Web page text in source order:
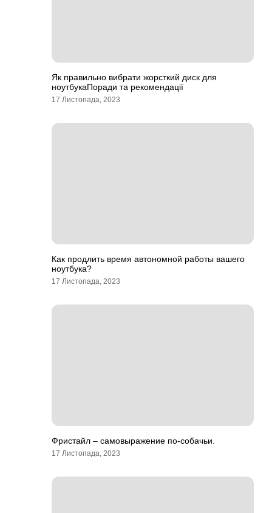
Як правильно вибрати жорсткий диск для
ноутбукаПоради та рекомендації
17 Листопада, 2023
Как продлить время автономной работы вашего
ноутбука?
17 Листопада, 2023
Фристайл – самовыражение по-собачьи.
17 Листопада, 2023